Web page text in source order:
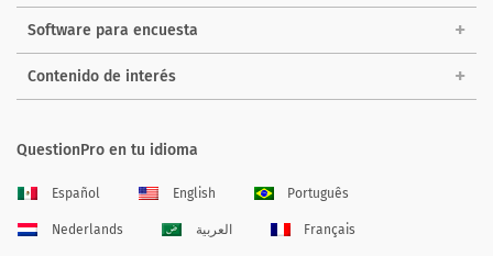
Software para encuesta
Contenido de interés
QuestionPro en tu idioma
Español English Português
Nederlands العربية Français